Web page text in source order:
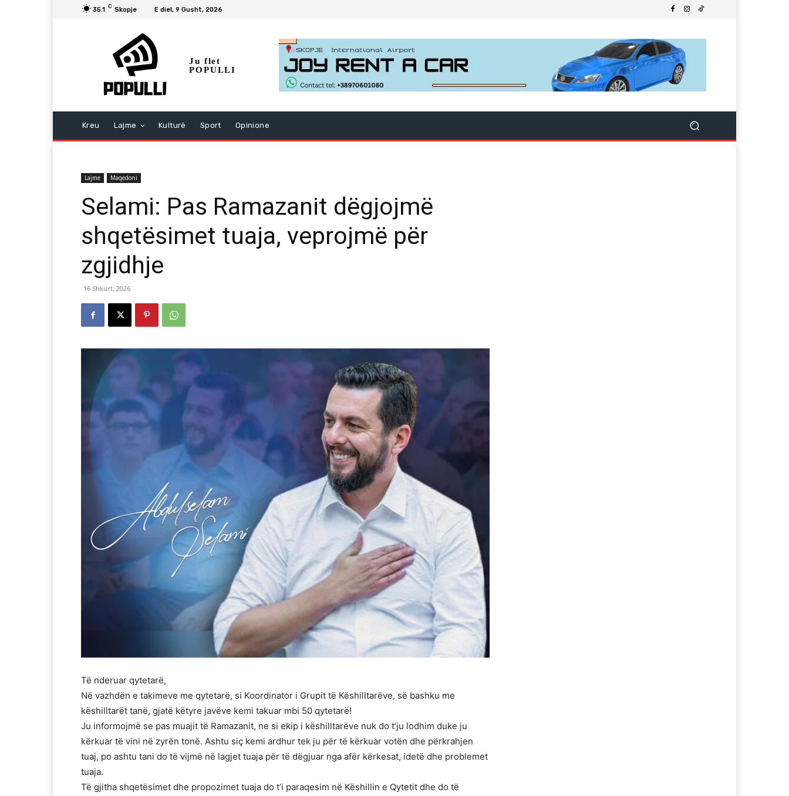
35.1 C Skopje E diel, 9 Gusht, 2026
Ju flet
POPULLI
Kreu Lajme Kulturë Sport Opinione
Lajme Maqedoni
Selami: Pas Ramazanit dëgjojmë
shqetësimet tuaja, veprojmë për
zgjidhje
16 Shkurt, 2026
Të nderuar qytetarë,
Në vazhdën e takimeve me qytetarë, si Koordinator i Grupit të Këshilltarëve, së bashku me
këshilltarët tanë, gjatë këtyre javëve kemi takuar mbi 50 qytetarë!
Ju informojmë se pas muajit të Ramazanit, ne si ekip i këshilltarëve nuk do t’ju lodhim duke ju
kërkuar të vini në zyrën tonë. Ashtu siç kemi ardhur tek ju për të kërkuar votën dhe përkrahjen
tuaj, po ashtu tani do të vijmë në lagjet tuaja për të dëgjuar nga afër kërkesat, idetë dhe problemet
tuaja.
Të gjitha shqetësimet dhe propozimet tuaja do t’i paraqesim në Këshillin e Qytetit dhe do të